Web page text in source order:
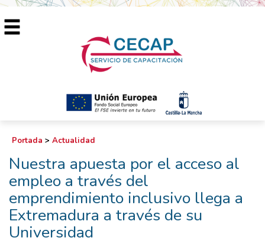
Portada > Actualidad
Nuestra apuesta por el acceso al
empleo a través del
emprendimiento inclusivo llega a
Extremadura a través de su
Universidad